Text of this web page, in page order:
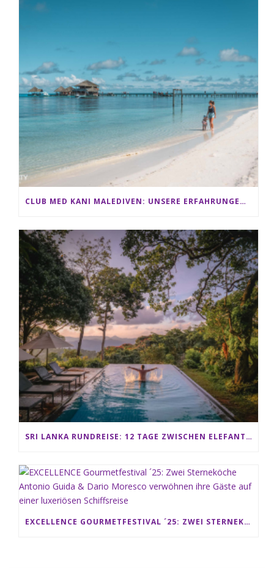
CLUB MED KANI MALEDIVEN: UNSERE ERFAHRUNGEN IM ALL-INCLUSIVE PARADIES
SRI LANKA RUNDREISE: 12 TAGE ZWISCHEN ELEFANTEN, TEEPLANTAGEN & STRAND ALS FAMILIE
EXCELLENCE GOURMETFESTIVAL ´25: ZWEI STERNEKÖCHE ANTONIO GUIDA & DARIO MORESCO VERWÖHNEN IHRE GÄSTE AUF EINER LUXERIÖSEN SCHIFFSREISE